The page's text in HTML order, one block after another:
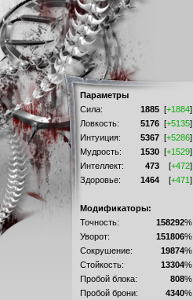
Параметры
Сила:
1885 [+1884]
Ловкость:
5176 [+5135]
Интуиция:
5367 [+5286]
Мудрость:
1530 [+1529]
Интеллект:
473 [+472]
Здоровье:
1464 [+471]
Модификаторы:
Точность:
158292%
Уворот:
151806%
Сокрушение:
19874%
Стойкость:
13304%
Пробой блока:
808%
Пробой брони:
4340%